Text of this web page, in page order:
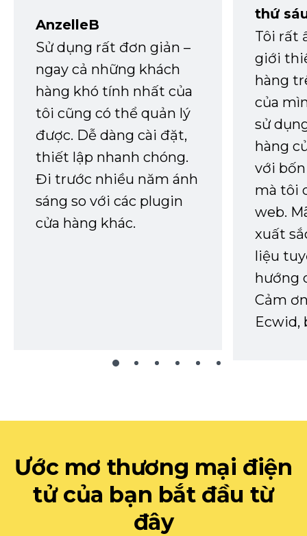
AnzelleB
Sử dụng rất đơn giản –
ngay cả những khách
hàng khó tính nhất của
tôi cũng có thể quản lý
được. Dễ dàng cài đặt,
thiết lập nhanh chóng.
Đi trước nhiều năm ánh
sáng so với các plugin
cửa hàng khác.
thứ
Tôi rất
giới
hàng
của
sử
hàng
với
mà tôi
web.
xuất
liệu
hướng
Cảm
Ecwid,
Ước mơ thương mại điện
tử của bạn bắt đầu từ
đây